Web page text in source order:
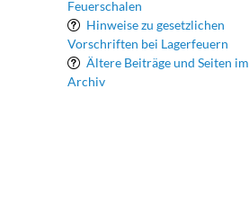
Feuerschalen
Hinweise zu gesetzlichen
Vorschriften bei Lagerfeuern
Ältere Beiträge und Seiten im
Archiv